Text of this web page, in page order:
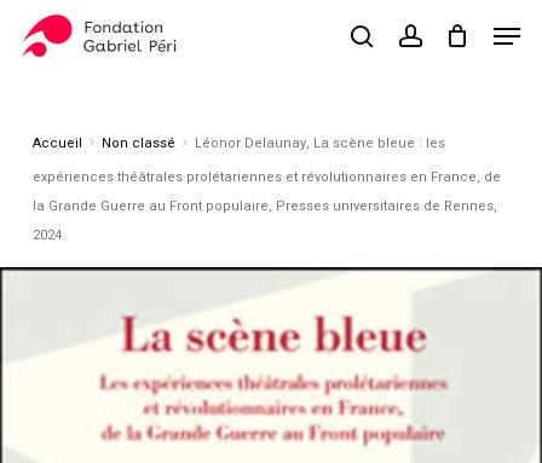
searchaccount
Panier Close
Accueil Non classé
Léonor Delaunay, La scène bleue : les
expériences théâtrales prolétariennes et révolutionnaires en France, de
la Grande Guerre au Front populaire, Presses universitaires de Rennes,
2024.